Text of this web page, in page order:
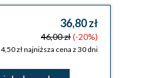
36,80 zł
46,00 zł(-20%)
zł najniższa cena z 30 dni